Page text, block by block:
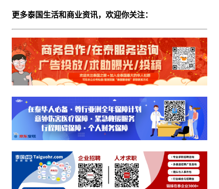
更多泰国生活和商业资讯，欢迎你关注：